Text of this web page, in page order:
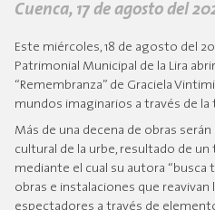
Cuenca, 17 de agosto del
Este miércoles, 18 de agosto del
Patrimonial Municipal de la Lira
“Remembranza” de Graciela
mundos imaginarios a través de la
Más de una decena de obras
cultural de la urbe, resultado de
mediante el cual su autora “busca
obras e instalaciones que reavivan
espectadores a través de